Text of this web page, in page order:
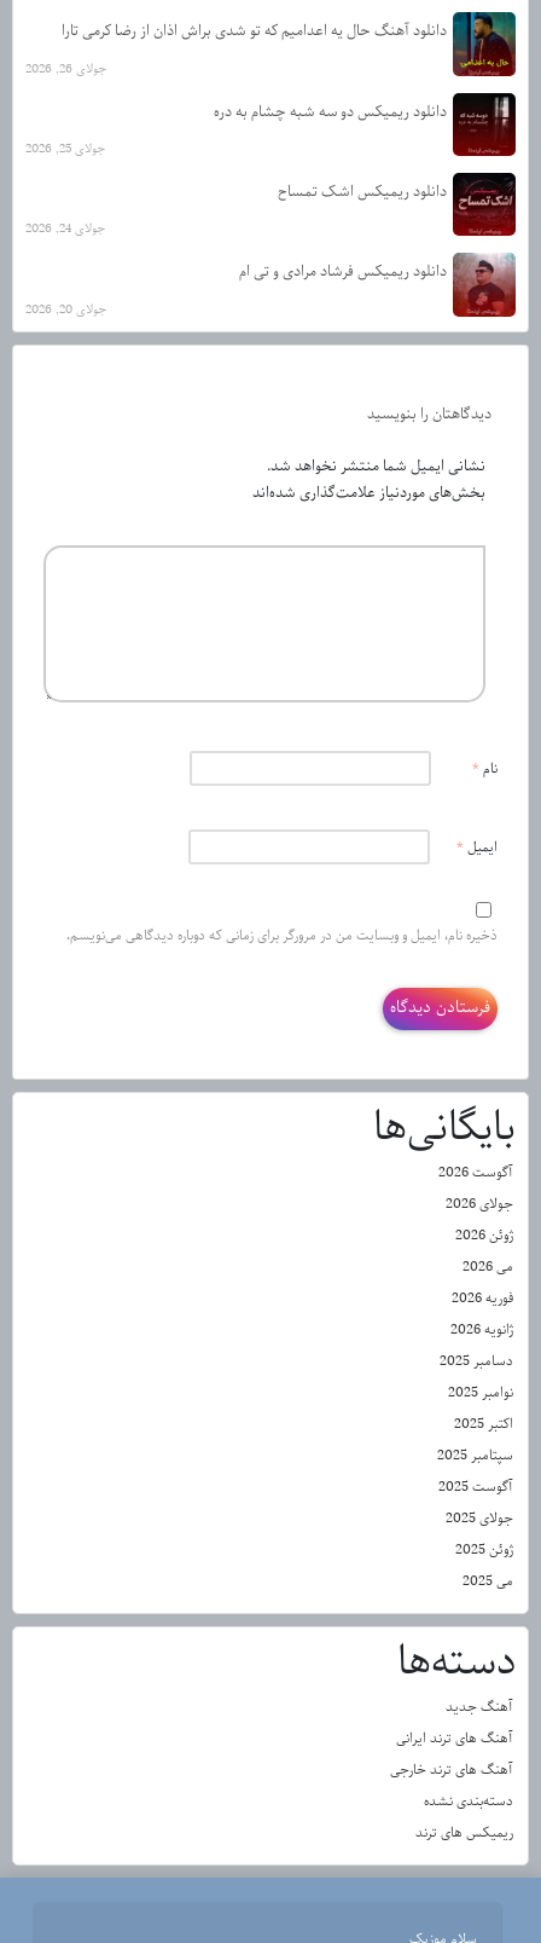
دانلود آهنگ حال یه اعدامیم که تو شدی براش اذان از رضا کرمی تارا
جولای 26, 2026
دانلود ریمیکس دو سه شبه چشام به دره
جولای 25, 2026
دانلود ریمیکس اشک تمساح
جولای 24, 2026
دانلود ریمیکس فرشاد مرادی و تی ام
جولای 20, 2026
دیدگاهتان را بنویسید
نشانی ایمیل شما منتشر نخواهد شد.
بخش‌های موردنیاز علامت‌گذاری شده‌اند
نام *
ایمیل *
ذخیره نام، ایمیل و وبسایت من در مرورگر برای زمانی که دوباره دیدگاهی می‌نویسم.
بایگانی‌ها
آگوست 2026
جولای 2026
ژوئن 2026
می 2026
فوریه 2026
ژانویه 2026
دسامبر 2025
نوامبر 2025
اکتبر 2025
سپتامبر 2025
آگوست 2025
جولای 2025
ژوئن 2025
می 2025
دسته‌ها
آهنگ جدید
آهنگ های ترند ایرانی
آهنگ های ترند خارجی
دسته‌بندی نشده
ریمیکس های ترند